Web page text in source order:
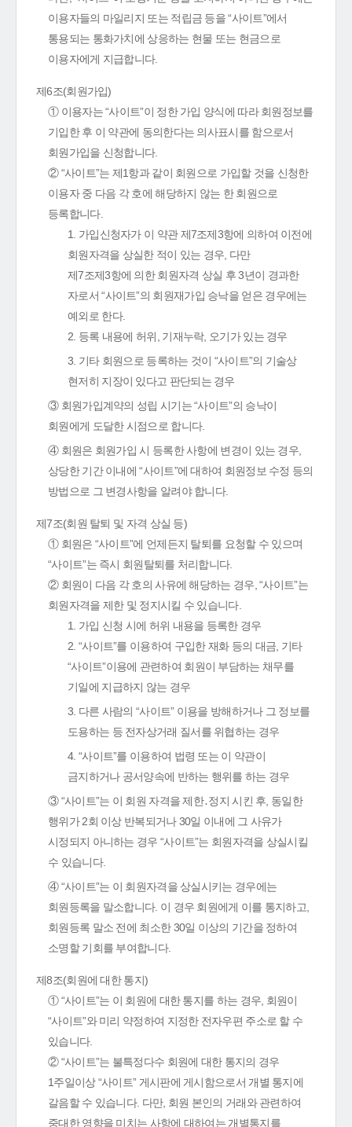
이용자들의 마일리지 또는 적립금 등을 “사이트”에서
통용되는 통화가치에 상응하는 현물 또는 현금으로
이용자에게 지급합니다.
제6조(회원가입)
① 이용자는 “사이트”이 정한 가입 양식에 따라 회원정보를
기입한 후 이 약관에 동의한다는 의사표시를 함으로서
회원가입을 신청합니다.
② “사이트”는 제1항과 같이 회원으로 가입할 것을 신청한
이용자 중 다음 각 호에 해당하지 않는 한 회원으로
등록합니다.
1. 가입신청자가 이 약관 제7조제3항에 의하여 이전에
회원자격을 상실한 적이 있는 경우, 다만
제7조제3항에 의한 회원자격 상실 후 3년이 경과한
자로서 “사이트”의 회원재가입 승낙을 얻은 경우에는
예외로 한다.
2. 등록 내용에 허위, 기재누락, 오기가 있는 경우
3. 기타 회원으로 등록하는 것이 “사이트”의 기술상
현저히 지장이 있다고 판단되는 경우
③ 회원가입계약의 성립 시기는 “사이트”의 승낙이
회원에게 도달한 시점으로 합니다.
④ 회원은 회원가입 시 등록한 사항에 변경이 있는 경우,
상당한 기간 이내에 “사이트”에 대하여 회원정보 수정 등의
방법으로 그 변경사항을 알려야 합니다.
제7조(회원 탈퇴 및 자격 상실 등)
① 회원은 “사이트”에 언제든지 탈퇴를 요청할 수 있으며
“사이트”는 즉시 회원탈퇴를 처리합니다.
② 회원이 다음 각 호의 사유에 해당하는 경우, “사이트”는
회원자격을 제한 및 정지시킬 수 있습니다.
1. 가입 신청 시에 허위 내용을 등록한 경우
2. “사이트”를 이용하여 구입한 재화 등의 대금, 기타
“사이트”이용에 관련하여 회원이 부담하는 채무를
기일에 지급하지 않는 경우
3. 다른 사람의 “사이트” 이용을 방해하거나 그 정보를
도용하는 등 전자상거래 질서를 위협하는 경우
4. “사이트”를 이용하여 법령 또는 이 약관이
금지하거나 공서양속에 반하는 행위를 하는 경우
③ “사이트”는 이 회원 자격을 제한․정지 시킨 후, 동일한
행위가 2회 이상 반복되거나 30일 이내에 그 사유가
시정되지 아니하는 경우 “사이트”는 회원자격을 상실시킬
수 있습니다.
④ “사이트”는 이 회원자격을 상실시키는 경우에는
회원등록을 말소합니다. 이 경우 회원에게 이를 통지하고,
회원등록 말소 전에 최소한 30일 이상의 기간을 정하여
소명할 기회를 부여합니다.
제8조(회원에 대한 통지)
① “사이트”는 이 회원에 대한 통지를 하는 경우, 회원이
“사이트”와 미리 약정하여 지정한 전자우편 주소로 할 수
있습니다.
② “사이트”는 불특정다수 회원에 대한 통지의 경우
1주일이상 “사이트” 게시판에 게시함으로서 개별 통지에
갈음할 수 있습니다. 다만, 회원 본인의 거래와 관련하여
중대한 영향을 미치는 사항에 대하여는 개별통지를